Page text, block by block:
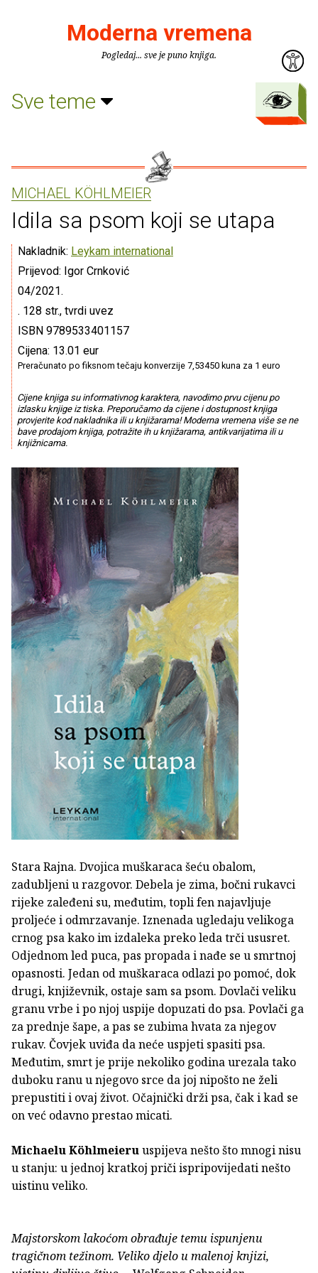
Moderna vremena
Pogledaj... sve je puno knjiga.
Sve teme
MICHAEL KÖHLMEIER
Idila sa psom koji se utapa
Nakladnik: Leykam international
Prijevod: Igor Crnković
04/2021.
. 128 str., tvrdi uvez
ISBN 9789533401157
Cijena: 13.01 eur
Preračunato po fiksnom tečaju konverzije 7,53450 kuna za 1 euro
Cijene knjiga su informativnog karaktera, navodimo prvu cijenu po
izlasku knjige iz tiska. Preporučamo da cijene i dostupnost knjiga
provjerite kod nakladnika ili u knjižarama! Moderna vremena više se ne
bave prodajom knjiga, potražite ih u knjižarama, antikvarijatima ili u
knjižnicama.
Stara Rajna. Dvojica muškaraca šeću obalom,
zadubljeni u razgovor. Debela je zima, bočni rukavci
rijeke zaleđeni su, međutim, topli fen najavljuje
proljeće i odmrzavanje. Iznenada ugledaju velikoga
crnog psa kako im izdaleka preko leda trči ususret.
Odjednom led puca, pas propada i nađe se u smrtnoj
opasnosti. Jedan od muškaraca odlazi po pomoć, dok
drugi, književnik, ostaje sam sa psom. Dovlači veliku
granu vrbe i po njoj uspije dopuzati do psa. Povlači ga
za prednje šape, a pas se zubima hvata za njegov
rukav. Čovjek uviđa da neće uspjeti spasiti psa.
Međutim, smrt je prije nekoliko godina urezala tako
duboku ranu u njegovo srce da joj nipošto ne želi
prepustiti i ovaj život. Očajnički drži psa, čak i kad se
on već odavno prestao micati.
Michaelu Köhlmeieruuspijeva nešto što mnogi nisu
u stanju: u jednoj kratkoj priči ispripovijedati nešto
uistinu veliko.
Majstorskom lakoćom obrađuje temu ispunjenu
tragičnom težinom. Veliko djelo u malenoj knjizi,